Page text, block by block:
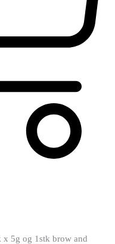
x 5g og 1stk brow and